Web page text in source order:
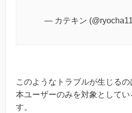
— カテキン
このようなトラブルが生じる
本ユーザーのみを対象として
す。